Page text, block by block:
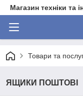
Магазин техніки та
Товари та
ЯЩИКИ ПОШТОВІ